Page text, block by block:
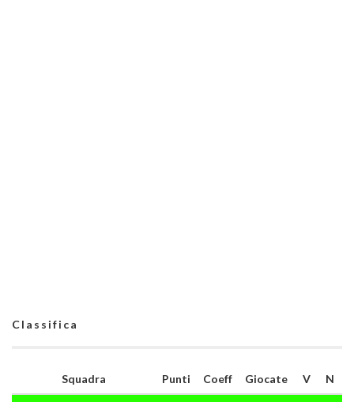
Classifica
Squadra Punti Coeff Giocate V N